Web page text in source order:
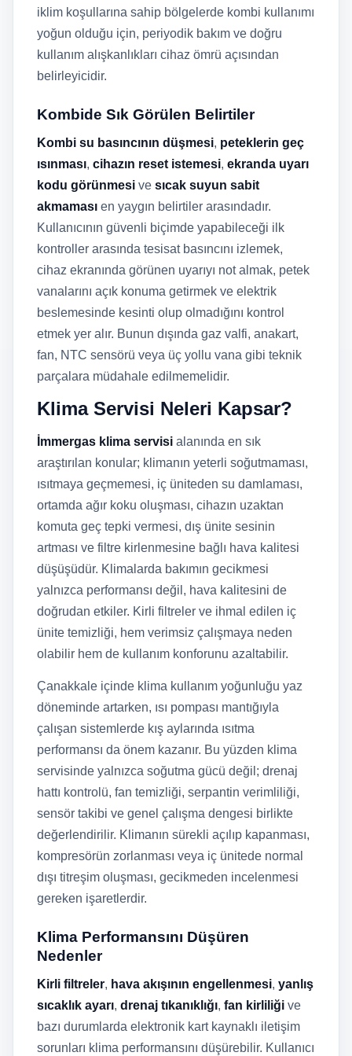
iklim koşullarına sahip bölgelerde kombi kullanımı
yoğun olduğu için, periyodik bakım ve doğru
kullanım alışkanlıkları cihaz ömrü açısından
belirleyicidir.
Kombide Sık Görülen Belirtiler
Kombi su basıncının düşmesi, peteklerin geç
ısınması, cihazın reset istemesi, ekranda uyarı
kodu görünmesi ve sıcak suyun sabit
akmaması en yaygın belirtiler arasındadır.
Kullanıcının güvenli biçimde yapabileceği ilk
kontroller arasında tesisat basıncını izlemek,
cihaz ekranında görünen uyarıyı not almak, petek
vanalarını açık konuma getirmek ve elektrik
beslemesinde kesinti olup olmadığını kontrol
etmek yer alır. Bunun dışında gaz valfi, anakart,
fan, NTC sensörü veya üç yollu vana gibi teknik
parçalara müdahale edilmemelidir.
Klima Servisi Neleri Kapsar?
İmmergas klima servisi alanında en sık
araştırılan konular; klimanın yeterli soğutmaması,
ısıtmaya geçmemesi, iç üniteden su damlaması,
ortamda ağır koku oluşması, cihazın uzaktan
komuta geç tepki vermesi, dış ünite sesinin
artması ve filtre kirlenmesine bağlı hava kalitesi
düşüşüdür. Klimalarda bakımın gecikmesi
yalnızca performansı değil, hava kalitesini de
doğrudan etkiler. Kirli filtreler ve ihmal edilen iç
ünite temizliği, hem verimsiz çalışmaya neden
olabilir hem de kullanım konforunu azaltabilir.
Çanakkale içinde klima kullanım yoğunluğu yaz
döneminde artarken, ısı pompası mantığıyla
çalışan sistemlerde kış aylarında ısıtma
performansı da önem kazanır. Bu yüzden klima
servisinde yalnızca soğutma gücü değil; drenaj
hattı kontrolü, fan temizliği, serpantin verimliliği,
sensör takibi ve genel çalışma dengesi birlikte
değerlendirilir. Klimanın sürekli açılıp kapanması,
kompresörün zorlanması veya iç ünitede normal
dışı titreşim oluşması, gecikmeden incelenmesi
gereken işaretlerdir.
Klima Performansını Düşüren
Nedenler
Kirli filtreler, hava akışının engellenmesi, yanlış
sıcaklık ayarı, drenaj tıkanıklığı, fan kirliliği ve
bazı durumlarda elektronik kart kaynaklı iletişim
sorunları klima performansını düşürebilir. Kullanıcı